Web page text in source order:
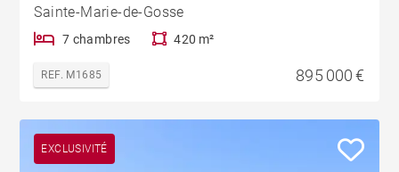
Sainte-Marie-de-Gosse
7 chambres 420 m²
REF. M1685 895 000 €
EXCLUSIVITÉ